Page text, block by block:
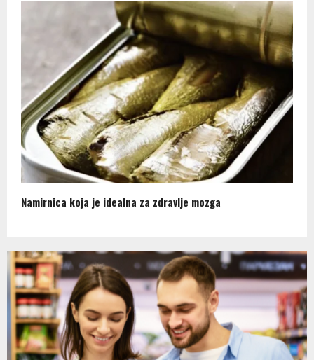
Namirnica koja je idealna za zdravlje mozga